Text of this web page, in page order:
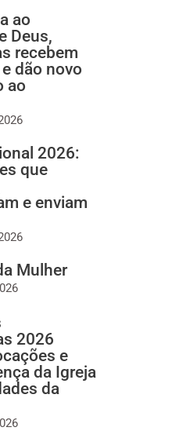
ao
Deus,
recebem
dão novo
ao
2026:
que
e enviam
Mulher
2026
e
da Igreja
da